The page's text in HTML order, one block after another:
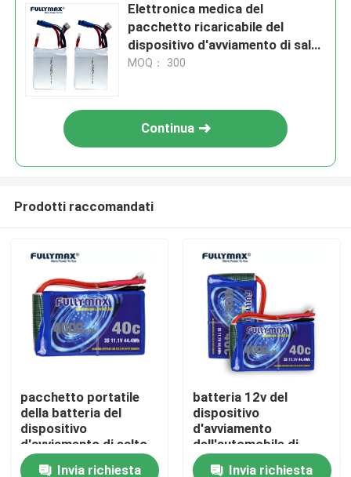
Prodotti
Chi siamo
Elettronica medica del
pacchetto ricaricabile del
dispositivo d'avviamento di salto
della batteria del dispositivo
MOQ： 300
Continua
Prodotti raccomandati
pacchetto portatile
della batteria del
dispositivo
d'avviamento di salto
di emergenza del
Invia richiesta
batteria 12v del
dispositivo
d'avviamento
dell'automobile di
emergenza del
Invia richiesta